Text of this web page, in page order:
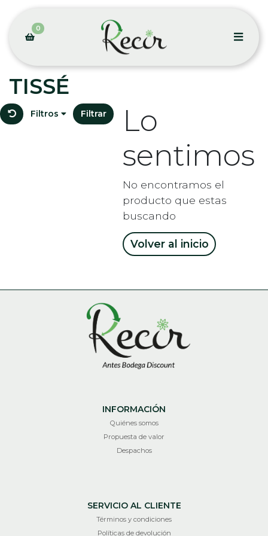
0
TISSÉ
Filtros Filtrar
Lo
sentimos
No encontramos el
producto que estas
buscando
Volver al inicio
INFORMACIÓN
Quiénes somos
Propuesta de valor
Despachos
SERVICIO AL CLIENTE
Términos y condiciones
Políticas de devolución